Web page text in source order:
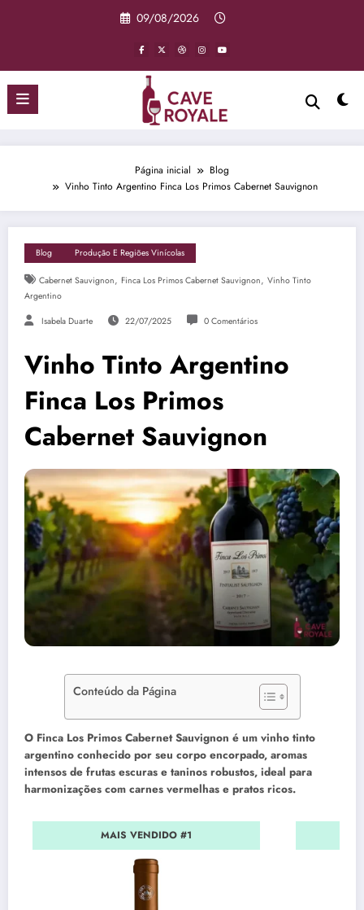
09/08/2026
Página inicial
Blog
Vinho Tinto Argentino Finca Los Primos Cabernet Sauvignon
Blog Produção E Regiões Vinícolas
Cabernet Sauvignon, Finca Los Primos Cabernet Sauvignon, Vinho Tinto
Argentino
Isabela Duarte 22/07/2025 0 Comentários
Vinho Tinto Argentino
Finca Los Primos
Cabernet Sauvignon
Conteúdo da Página
O Finca Los Primos Cabernet Sauvignon é um vinho tinto
argentino conhecido por seu corpo encorpado, aromas
intensos de frutas escuras e taninos robustos, ideal para
harmonizações com carnes vermelhas e pratos ricos.
MAIS VENDIDO #1